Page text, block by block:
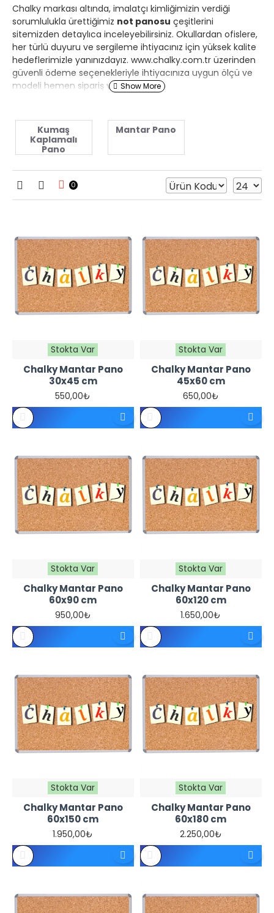
Chalky markası altında, imalatçı kimliğimizin verdiği
sorumlulukla ürettiğimiz not panosu çeşitlerini
sitemizden detaylıca inceleyebilirsiniz. Okullardan ofislere,
her türlü duyuru ve sergileme ihtiyacınız için yüksek kalite
hedeflerimizle yanınızdayız. www.chalky.com.tr üzerinden
güvenli ödeme seçenekleriyle ihtiyacınıza uygun ölçü ve
modeli hemen sipariş verebilirsiniz.
Kumaş
Kaplamalı
Pano
Mantar Pano
0
Stokta Var
Chalky Mantar Pano
30x45 cm
550,00₺
Stokta Var
Chalky Mantar Pano
45x60 cm
650,00₺
Stokta Var
Chalky Mantar Pano
60x90 cm
950,00₺
Stokta Var
Chalky Mantar Pano
60x120 cm
1.650,00₺
Stokta Var
Chalky Mantar Pano
60x150 cm
1.950,00₺
Stokta Var
Chalky Mantar Pano
60x180 cm
2.250,00₺